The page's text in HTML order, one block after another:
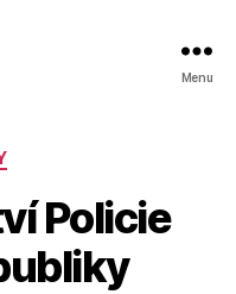
Menu
Policie
u
o